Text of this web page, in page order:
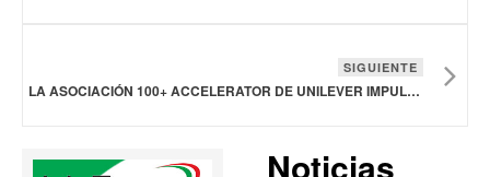
SIGUIENTE
LA ASOCIACIÓN 100+ ACCELERATOR DE UNILEVER IMPULSA LA INNOVACIÓN EN TODA SU CADENA DE SUMINISTRO
Noticias